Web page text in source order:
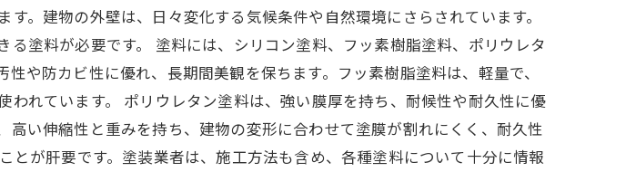
。建物の外壁は、日々変化する気候条件や自然環境にさらされています。
塗料が必要です。 塗料には、シリコン塗料、フッ素樹脂塗料、ポリウレタ
や防カビ性に優れ、長期間美観を保ちます。フッ素樹脂塗料は、軽量で、
れています。 ポリウレタン塗料は、強い膜厚を持ち、耐候性や耐久性に優
い伸縮性と重みを持ち、建物の変形に合わせて塗膜が割れにくく、耐久性
が肝要です。塗装業者は、施工方法も含め、各種塗料について十分に情報